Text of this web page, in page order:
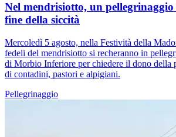
Nel mendrisiotto, un
fine della siccità
Mercoledì 5 agosto, nella Festività della
fedeli del mendrisiotto si recheranno in
di Morbio Inferiore per chiedere il dono della
di contadini, pastori e alpigiani.
Pellegrinaggio